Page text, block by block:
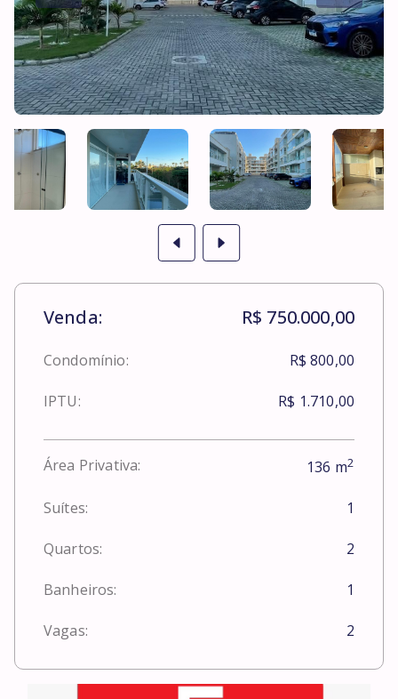
Venda: R$ 750.000,00
Condomínio: R$ 800,00
IPTU: R$ 1.710,00
Área Privativa: 136 m2
Suítes: 1
Quartos: 2
Banheiros: 1
Vagas: 2